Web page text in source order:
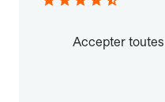
Accepter